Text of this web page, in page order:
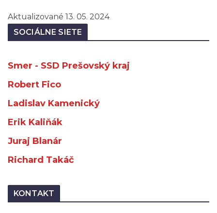
Aktualizované 13. 05. 2024
SOCIÁLNE SIETE
Smer - SSD Prešovský kraj
Robert Fico
Ladislav Kamenický
Erik Kaliňák
Juraj Blanár
Richard Takáč
KONTAKT